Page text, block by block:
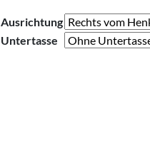
Ausrichtung
Untertasse